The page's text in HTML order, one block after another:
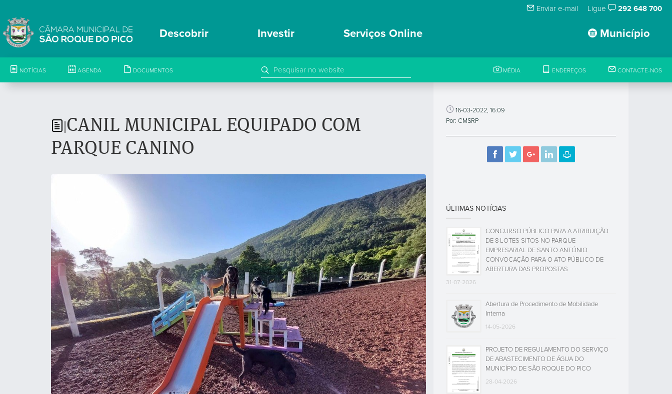
Enviar e-mail Ligue 292 648 700
Município
Descobrir Investir Serviços Online
NOTÍCIAS AGENDA DOCUMENTOS MÉDIA ENDEREÇOS CONTACTE-NOS
CANIL MUNICIPAL EQUIPADO COM
PARQUE CANINO
16-03-2022, 16:09
Por: CMSRP
ÚLTIMAS NOTÍCIAS
CONCURSO PÚBLICO PARA A ATRIBUIÇÃO
DE 8 LOTES SITOS NO PARQUE
EMPRESARIAL DE SANTO ANTÓNIO
CONVOCAÇÃO PARA O ATO PÚBLICO DE
ABERTURA DAS PROPOSTAS
31-07-2026
Abertura de Procedimento de Mobilidade
Interna
14-05-2026
PROJETO DE REGULAMENTO DO SERVIÇO
DE ABASTECIMENTO DE ÁGUA DO
MUNICÍPIO DE SÃO ROQUE DO PICO
28-04-2026